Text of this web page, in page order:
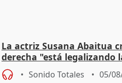
La actriz Susana Abaitua
derecha "está legalizando
Sonido Totales 05/